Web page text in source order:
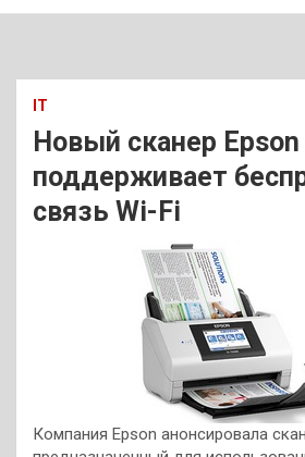
IT
Новый сканер Epson
поддерживает
связь Wi-Fi
Компания Epson анонсировала